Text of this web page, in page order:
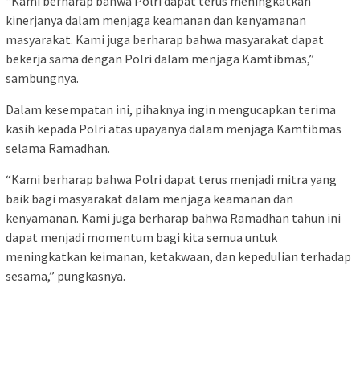
kinerjanya dalam menjaga keamanan dan kenyamanan
masyarakat. Kami juga berharap bahwa masyarakat dapat
bekerja sama dengan Polri dalam menjaga Kamtibmas,”
sambungnya.
Dalam kesempatan ini, pihaknya ingin mengucapkan terima
kasih kepada Polri atas upayanya dalam menjaga Kamtibmas
selama Ramadhan.
“Kami berharap bahwa Polri dapat terus menjadi mitra yang
baik bagi masyarakat dalam menjaga keamanan dan
kenyamanan. Kami juga berharap bahwa Ramadhan tahun ini
dapat menjadi momentum bagi kita semua untuk
meningkatkan keimanan, ketakwaan, dan kepedulian terhadap
sesama,” pungkasnya.